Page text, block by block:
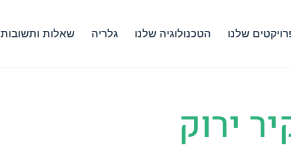
שלנו הטכנולוגיה שלנו גלריה שאלות ותשובות
ירוק